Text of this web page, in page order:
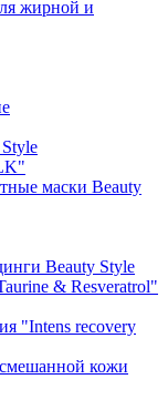
жирной и
маски Beauty
Beauty Style
& Resveratrol"
"Intens recovery
кожи